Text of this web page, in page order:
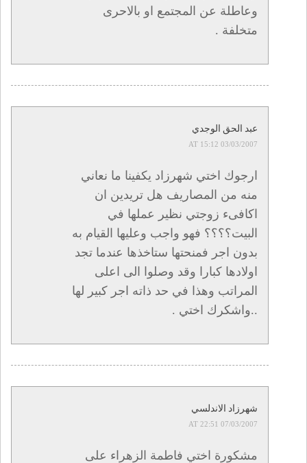
وعاطلة عن المجتمع او بالاحرى
متخلفة .
عبد الحق الوجدي
03/03/2007 AT 15:12
ارجوك اختي شهرزاد يكفينا ما نعاني
منه من المصاريف هل تريدين ان
اكافىء زوجتي نظير عملها في
البيت؟؟؟؟ فهو واجب وعليها القيام به
بدون اجر فمنحتها ستاخذها عندما تجد
اولادها كبارا وقد وصلوا الى اعلى
المراتب وهذا في حد ذاته اجر كبير لها
..واشكرك اختي .
شهرزاد الاندلسي
07/03/2007 AT 22:51
مشكورة اختي فاطمة الزهراء على